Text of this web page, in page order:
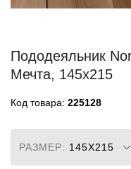
Пододеяльник
Мечта, 145x215
Код товара: 225128
РАЗМЕР: 145X215